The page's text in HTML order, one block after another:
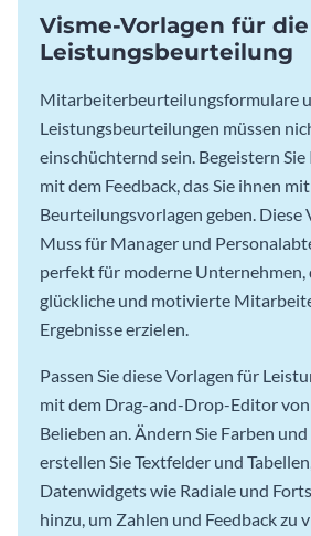
Visme-Vorlagen für die
Leistungsbeurteilung
Mitarbeiterbeurteilungsformulare
Leistungsbeurteilungen müssen
einschüchternd sein. Begeistern
mit dem Feedback, das Sie ihnen
Beurteilungsvorlagen geben. Diese
Muss für Manager und
perfekt für moderne Unternehmen,
glückliche und motivierte
Ergebnisse erzielen.
Passen Sie diese Vorlagen für
mit dem Drag-and-Drop-Editor von
Belieben an. Ändern Sie Farben
erstellen Sie Textfelder und
Datenwidgets wie Radiale und
hinzu, um Zahlen und Feedback zu